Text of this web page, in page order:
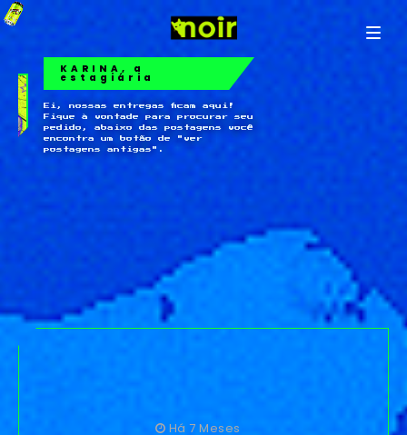
KARINA, a
estagiária
Ei, nossas entregas ficam aqui!
Fique à vontade para procurar seu
pedido, abaixo das postagens você
encontra um botão de "ver
postagens antigas".
Há 7 Meses